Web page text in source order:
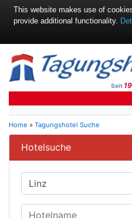
Seit
Home » Tagungshotel Suche
Hotelsuche
This website makes use of
provide additional functionality.